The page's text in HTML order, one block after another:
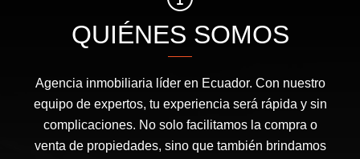
QUIÉNES SOMOS
Agencia inmobiliaria líder en Ecuador. Con nuestro
equipo de expertos, tu experiencia será rápida y sin
complicaciones. No solo facilitamos la compra o
venta de propiedades, sino que también brindamos